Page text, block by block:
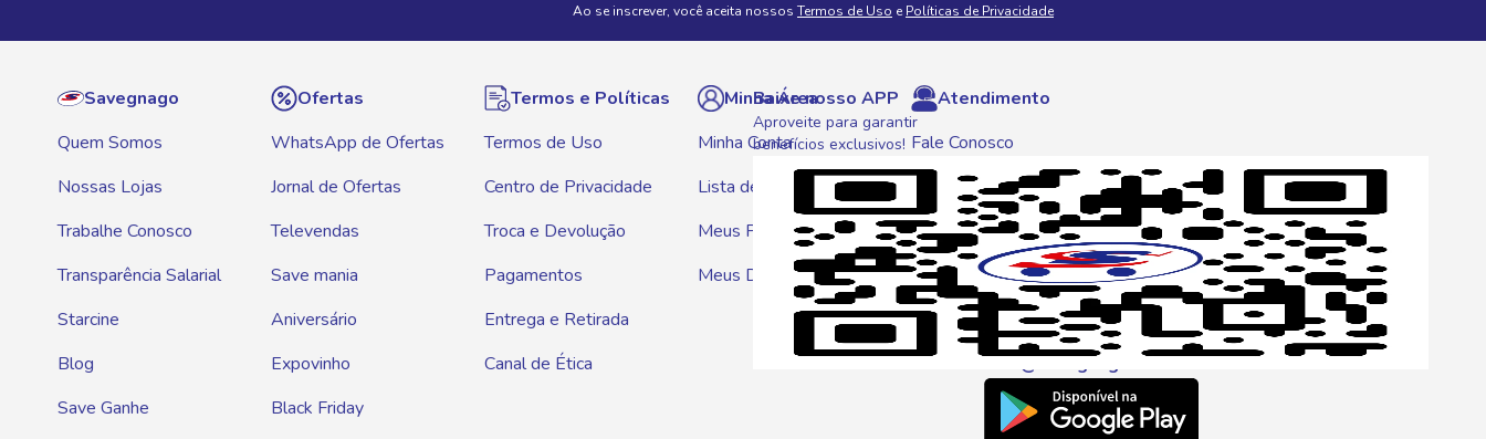
Ao se inscrever, você aceita nossos Termos de Uso e Políticas de Privacidade
Savegnago
Quem Somos
Nossas Lojas
Trabalhe Conosco
Transparência Salarial
Starcine
Blog
Save Ganhe
Ofertas
WhatsApp de Ofertas
Jornal de Ofertas
Televendas
Save mania
Aniversário
Expovinho
Black Friday
Termos e Políticas
Termos de Uso
Centro de Privacidade
Troca e Devolução
Pagamentos
Entrega e Retirada
Canal de Ética
Minha Área
Minha Conta
Lista de Compras
Meus Pedidos
Meus Descontos
Atendimento
Fale Conosco
WhatsApp
Telefone
0800 016 6680
E-mail
atendimento@savegnago.com.br
Baixe nosso APP
Aproveite para garantir
benefícios exclusivos!